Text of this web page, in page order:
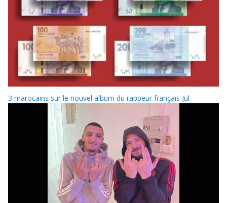
3 marocains sur le nouvel album du rappeur français Jul